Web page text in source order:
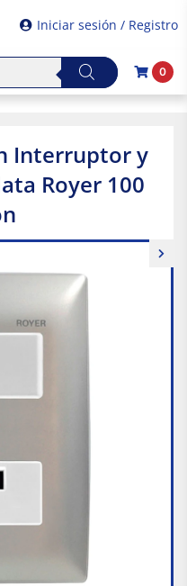
Iniciar sesión / Registro
0
Interruptor y
Royer 100